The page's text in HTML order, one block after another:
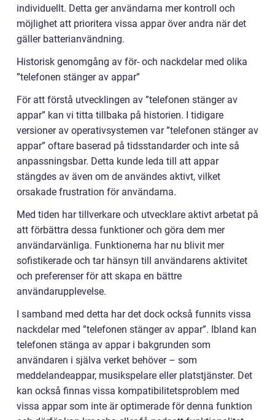
individuellt. Detta ger användarna mer kontroll och
möjlighet att prioritera vissa appar över andra när det
gäller batterianvändning.
Historisk genomgång av för- och nackdelar med olika
”telefonen stänger av appar”
För att förstå utvecklingen av ”telefonen stänger av
appar” kan vi titta tillbaka på historien. I tidigare
versioner av operativsystemen var ”telefonen stänger av
appar” oftare baserad på tidsstandarder och inte så
anpassningsbar. Detta kunde leda till att appar
stängdes av även om de användes aktivt, vilket
orsakade frustration för användarna.
Med tiden har tillverkare och utvecklare aktivt arbetat på
att förbättra dessa funktioner och göra dem mer
användarvänliga. Funktionerna har nu blivit mer
sofistikerade och tar hänsyn till användarens aktivitet
och preferenser för att skapa en bättre
användarupplevelse.
I samband med detta har det dock också funnits vissa
nackdelar med ”telefonen stänger av appar”. Ibland kan
telefonen stänga av appar i bakgrunden som
användaren i själva verket behöver – som
meddelandeappar, musikspelare eller platstjänster. Det
kan också finnas vissa kompatibilitetsproblem med
vissa appar som inte är optimerade för denna funktion